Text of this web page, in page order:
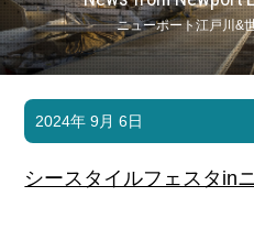
ニューポート江戸川&
マリンクラブ
マリンライフを堪能したい！
ボート免許
長年の実績と信頼！
2024年 9月 6日
シースタイルフェスタin